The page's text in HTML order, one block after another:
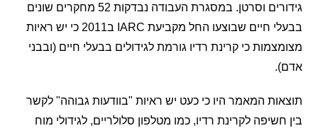
גידורים וסרטן. במסגרת העבודה נבדקות 52 מחקרים שונים
בבעלי חיים שבוצעו החל מקביעת IARC ב2011 כי יש ראיות
כי קרינת רדיו גורמת לגידולים בבעלי חיים (ובבני
המאמר היו כי כעט יש ראיות "בוודעות גבוהה" לקשר
לקרינת רדיו, כמו מטלפון סלולריים, לגידולי מוח